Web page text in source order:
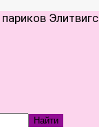
Элитвигс
Найти